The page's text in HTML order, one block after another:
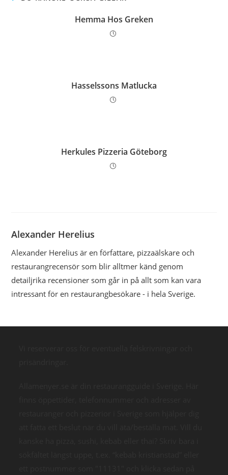
Hemma Hos Greken
Hasselssons Matlucka
Herkules Pizzeria Göteborg
Alexander Herelius
Alexander Herelius är en författare, pizzaälskare och
restaurangrecensör som blir alltmer känd genom
detailjrika recensioner som går in på allt som kan vara
intressant för en restaurangbesökare - i hela Sverige.